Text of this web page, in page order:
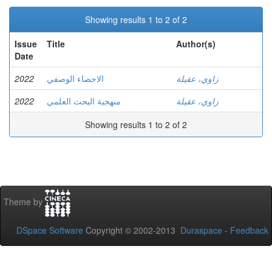
Showing results 1 to 2 of 2
Issue
Date
Title Author(s)
2022 الاحصاء الوصفي
زاوي، عقيلة
2022
منهجية البحث العلمي
زاوي، عقيلة
Showing results 1 to 2 of 2
Theme by
DSpace Software Copyright © 2002-2013 Duraspace - Feedback